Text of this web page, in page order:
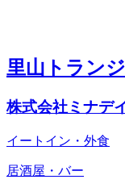
里山トラン
株式会社ミナデ
イートイン・外食
居酒屋・バー